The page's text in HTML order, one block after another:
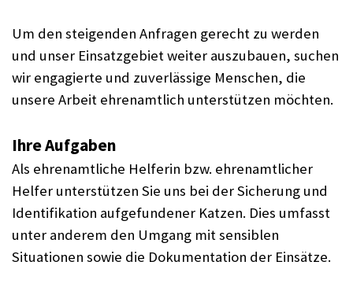
Um den steigenden Anfragen gerecht zu werden
und unser Einsatzgebiet weiter auszubauen, suchen
wir engagierte und zuverlässige Menschen, die
unsere Arbeit ehrenamtlich unterstützen möchten.
Ihre Aufgaben
Als ehrenamtliche Helferin bzw. ehrenamtlicher
Helfer unterstützen Sie uns bei der Sicherung und
Identifikation aufgefundener Katzen. Dies umfasst
unter anderem den Umgang mit sensiblen
Situationen sowie die Dokumentation der Einsätze.